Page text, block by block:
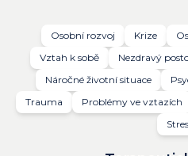
Osobní rozvoj Krize
Vztah k sobě
Nezdravý
Náročné životní situace
Trauma
Problémy ve vztazích
Stres